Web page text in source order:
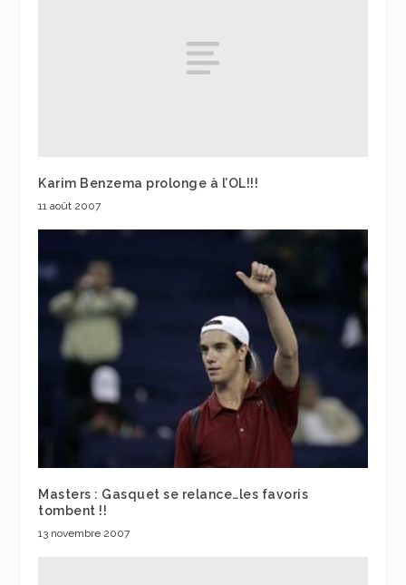
Karim Benzema prolonge à l’OL!!!
11 août 2007
Masters : Gasquet se relance…les favoris
tombent !!
13 novembre 2007